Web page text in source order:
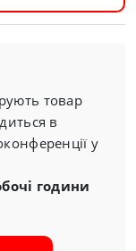
товар
в
у
години